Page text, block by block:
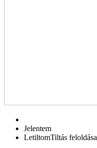
Jelentem
LetiltomTiltás feloldása